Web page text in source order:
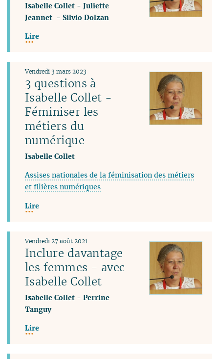
Isabelle Collet -Juliette
Jeannet -Silvio Dolzan
Lire
3 questions à
Isabelle Collet -
Féminiser les
métiers du
numérique
Vendredi 3 mars 2023
Isabelle Collet
Assises nationales de la féminisation des métiers
et filières numériques
Lire
Inclure davantage
les femmes - avec
Isabelle Collet
Vendredi 27 août 2021
Isabelle Collet -Perrine
Tanguy
Lire